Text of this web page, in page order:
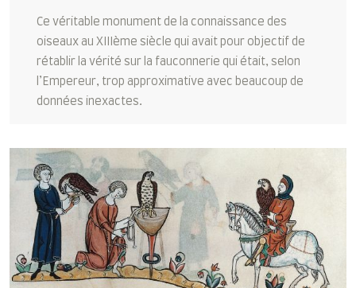
Ce véritable monument de la connaissance des
oiseaux au XIIIème siècle qui avait pour objectif de
rétablir la vérité sur la fauconnerie qui était, selon
l’Empereur, trop approximative avec beaucoup de
données inexactes.